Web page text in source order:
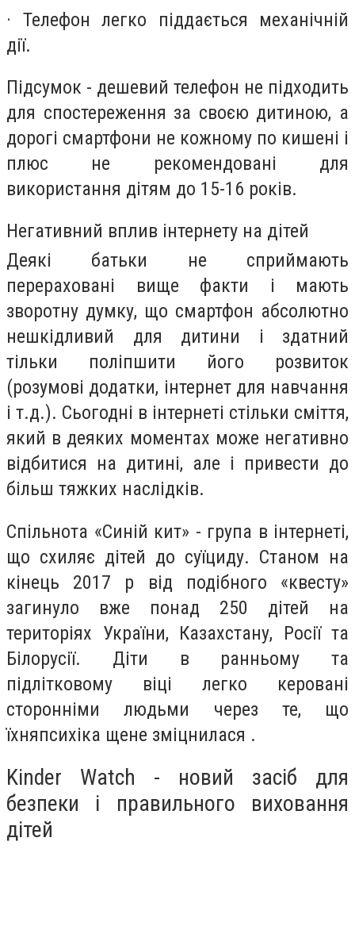
· Телефон легко піддається механічній
дії.
Підсумок - дешевий телефон не підходить
для спостереження за своєю дитиною, а
дорогі смартфони не кожному по кишені і
плюс не рекомендовані для
використання дітям до 15-16 років.
Негативний вплив інтернету на дітей
Деякі батьки не сприймають
перераховані вище факти і мають
зворотну думку, що смартфон абсолютно
нешкідливий для дитини і здатний
тільки поліпшити його розвиток
(розумові додатки, інтернет для навчання
і т.д.). Сьогодні в інтернеті стільки сміття,
який в деяких моментах може негативно
відбитися на дитині, але і привести до
більш тяжких наслідків.
Спільнота «Синій кит» - група в інтернеті,
що схиляє дітей до суїциду. Станом на
кінець 2017 р від подібного «квесту»
загинуло вже понад 250 дітей на
територіях України, Казахстану, Росії та
Білорусії. Діти в ранньому та
підлітковому віці легко керовані
сторонніми людьми через те, що
їхняпсихіка щене зміцнилася .
Kinder Watch - новий засіб для
безпеки і правильного виховання
дітей